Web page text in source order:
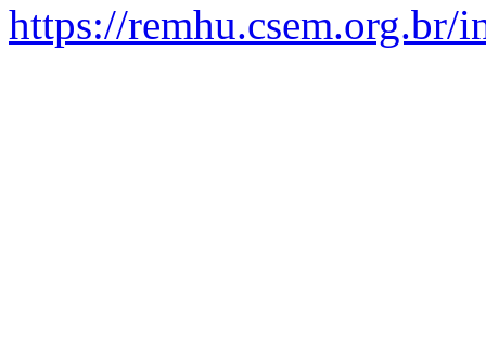
https://remhu.csem.org.br/